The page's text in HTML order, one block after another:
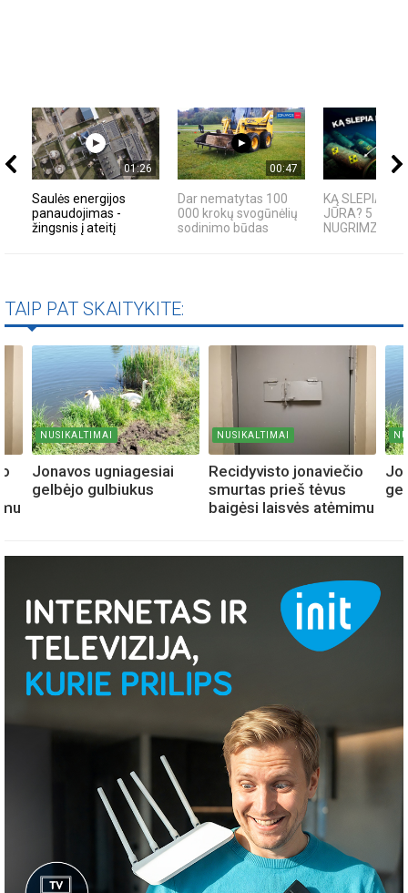
01:26
Saulės energijos
panaudojimas -
žingsnis į ateitį
00:47
Dar nematytas 100
000 krokų svogūnėlių
sodinimo būdas
KĄ SLEPIA
JŪRA? 5
TAIP PAT SKAITYKITE:
NUSIKALTIMAI
Jonavos ugniagesiai
gelbėjo gulbiukus
NUSIKALTIMAI
Recidyvisto jonaviečio
smurtas prieš tėvus
baigėsi laisvės atėmimu